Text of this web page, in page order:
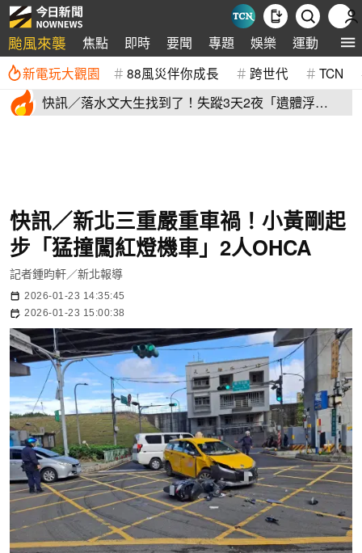
颱風來襲 焦點 即時 要聞 專題 娛樂 運動 全球
新電玩大觀園 88風災伴你成長 跨世代 TCN
快訊／落水文大生找到了！失蹤3天2夜「遺體浮
快訊／新北三重嚴重車禍！小黃剛起
步「猛撞闖紅燈機車」2人OHCA
記者鍾昀軒／新北報導
2026-01-23 14:35:45
2026-01-23 15:00:38